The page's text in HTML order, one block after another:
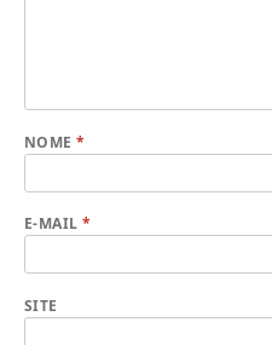
NOME*
E-MAIL*
SITE